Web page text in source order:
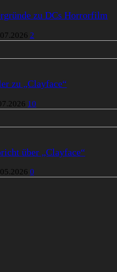
zu DCs Horrorfilm
2
zu „Clayface“
10
über „Clayface“
0